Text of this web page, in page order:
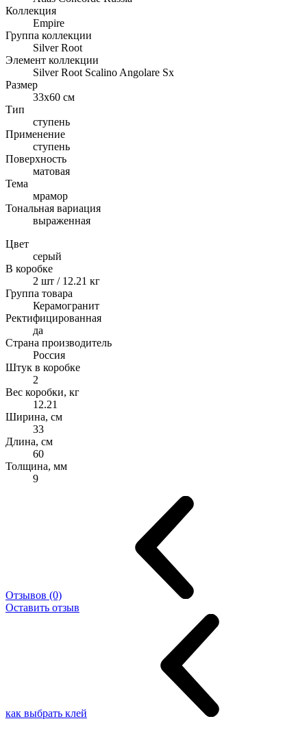
Коллекция
Empire
Группа коллекции
Silver Root
Элемент коллекции
Silver Root Scalino Angolare Sx
Размер
33x60 см
Тип
ступень
Применение
ступень
Поверхность
матовая
Тема
мрамор
Тональная вариация
выраженная
Цвет
серый
В коробке
2 шт / 12.21 кг
Группа товара
Керамогранит
Ректифицированная
да
Страна производитель
Россия
Штук в коробке
2
Вес коробки, кг
12.21
Ширина, см
33
Длина, см
60
Толщина, мм
9
Отзывов (0)
Оставить отзыв
как выбрать клей